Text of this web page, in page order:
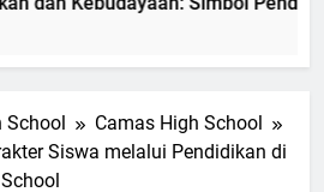
School
Camas High School
Siswa melalui Pendidikan di